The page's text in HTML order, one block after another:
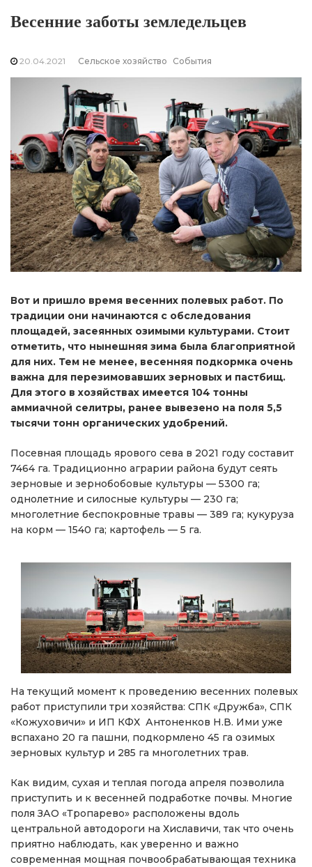
Весенние заботы земледельцев
20.04.2021 Сельское хозяйство События
Вот и пришло время весенних полевых работ. По
традиции они начинаются с обследования
площадей, засеянных озимыми культурами. Стоит
отметить, что нынешняя зима была благоприятной
для них. Тем не менее, весенняя подкормка очень
важна для перезимовавших зерновых и пастбищ.
Для этого в хозяйствах имеется 104 тонны
аммиачной селитры, ранее вывезено на поля 5,5
тысячи тонн органических удобрений.
Посевная площадь ярового сева в 2021 году составит
7464 га. Традиционно аграрии района будут сеять
зерновые и зернобобовые культуры — 5300 га;
однолетние и силосные культуры — 230 га;
многолетние беспокровные травы — 389 га; кукуруза
на корм — 1540 га; картофель — 5 га.
На текущий момент к проведению весенних полевых
работ приступили три хозяйства: СПК «Дружба», СПК
«Кожуховичи» и ИП КФХ Антоненков Н.В. Ими уже
вспахано 20 га пашни, подкормлено 45 га озимых
зерновых культур и 285 га многолетних трав.
Как видим, сухая и теплая погода апреля позволила
приступить и к весенней подработке почвы. Многие
поля ЗАО «Тропарево» расположены вдоль
центральной автодороги на Хиславичи, так что очень
приятно наблюдать, как уверенно и важно
современная мощная почвообрабатывающая техника